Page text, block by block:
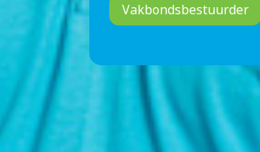
Vakbondsbestuurder